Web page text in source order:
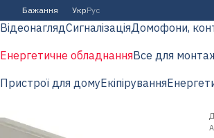
Бажання УкрРус
ВідеонаглядСигналізаціяДомофони,
Енергетичне обладнанняВсе для
Пристрої для домуЕкіпірування